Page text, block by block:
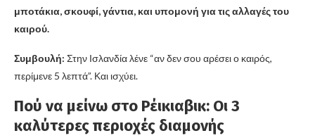
μποτάκια, σκουφί, γάντια, και υπομονή για τις αλλαγές του
καιρού.
Συμβουλή: Στην Ισλανδία λένε “αν δεν σου αρέσει ο καιρός,
περίμενε 5 λεπτά”. Και ισχύει.
Πού να μείνω στο Ρέικιαβικ: Οι 3
καλύτερες περιοχές διαμονής